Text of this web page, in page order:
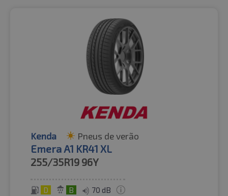
Kenda Pneus de verão
Emera A1 KR41 XL
255/35R19 96Y
D B 70 dB